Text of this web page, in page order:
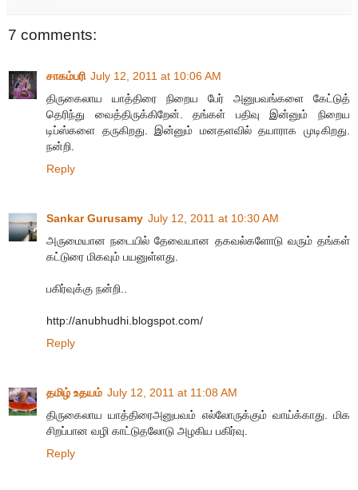
7 comments:
சாகம்பரி July 12, 2011 at 10:06 AM
திருகைலாய யாத்திரை நிறைய பேர் அனுபவங்களை கேட்டுத்
தெரிந்து வைத்திருக்கிறேன். தங்கள் பதிவு இன்னும் நிறைய
டிப்ஸ்களை தருகிறது. இன்னும் மனதளவில் தயாராக முடிகிறது.
நன்றி.
Reply
Sankar Gurusamy July 12, 2011 at 10:30 AM
அருமையான நடையில் தேவையான தகவல்களோடு வரும் தங்கள்
கட்டுரை மிகவும் பயனுள்ளது.
பகிர்வுக்கு நன்றி..
http://anubhudhi.blogspot.com/
Reply
தமிழ் உதயம் July 12, 2011 at 11:08 AM
திருகைலாய யாத்திரைஅனுபவம் எல்லோருக்கும் வாய்க்காது. மிக
சிறப்பான வழி காட்டுதலோடு அழகிய பகிர்வு.
Reply